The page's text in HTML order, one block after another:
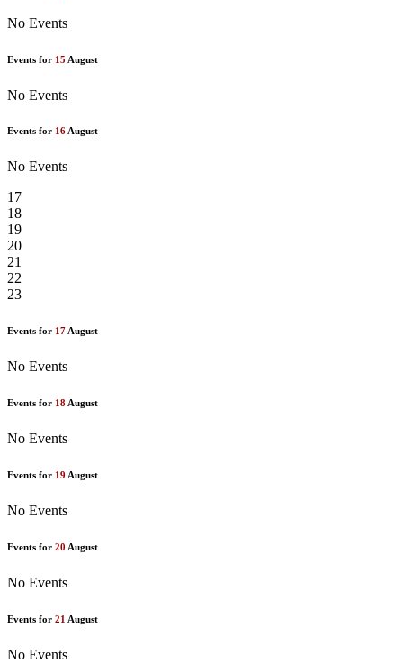
No Events
Events for 15 August
No Events
Events for 16August
No Events
17
18
19
20
21
22
23
Events for 17August
No Events
Events for 18 August
No Events
Events for 19 August
No Events
Events for 20 August
No Events
Events for 21 August
No Events